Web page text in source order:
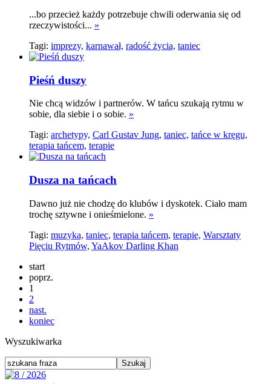
...bo przecież każdy potrzebuje chwili oderwania się od
rzeczywistości... »
Tagi: imprezy, karnawał, radość życia, taniec
Pieśń duszy
Nie chcą widzów i partnerów. W tańcu szukają rytmu w
sobie, dla siebie i o sobie. »
Tagi: archetypy, Carl Gustav Jung, taniec, tańce w kręgu,
terapia tańcem, terapie
Dusza na tańcach
Dawno już nie chodzę do klubów i dyskotek. Ciało mam
trochę sztywne i onieśmielone. »
Tagi: muzyka, taniec, terapia tańcem, terapie, Warsztaty
Pięciu Rytmów, YaAkov Darling Khan
start
poprz.
1
2
nast.
koniec
Wyszukiwarka